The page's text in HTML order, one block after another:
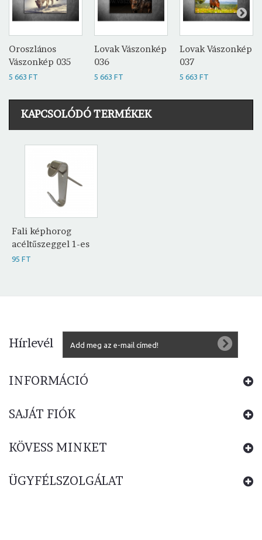
Oroszlános
Vászonkép 035
5 663 FT
Lovak Vászonkép
036
5 663 FT
Lovak Vászonkép
037
5 663 FT
KAPCSOLÓDÓ TERMÉKEK
Fali képhorog
acéltűszeggel 1-es
95 FT
Hírlevél
INFORMÁCIÓ
SAJÁT FIÓK
KÖVESS MINKET
ÜGYFÉLSZOLGÁLAT